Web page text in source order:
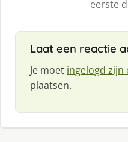
eerste
Laat een reactie
Je moet ingelogd zijn
plaatsen.